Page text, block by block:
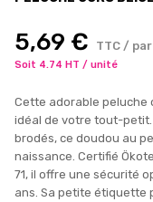
5,69 € TTC /
Soit 4.74 HT / unité
Cette adorable peluche
idéal de votre tout-
brodés, ce doudou au
naissance. Certifié
71, il offre une sécurité
ans. Sa petite étiquette